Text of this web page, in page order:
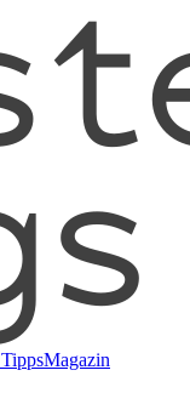
Magazin